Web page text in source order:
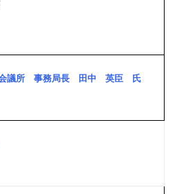
会議所 事務局長 田中 英臣 氏